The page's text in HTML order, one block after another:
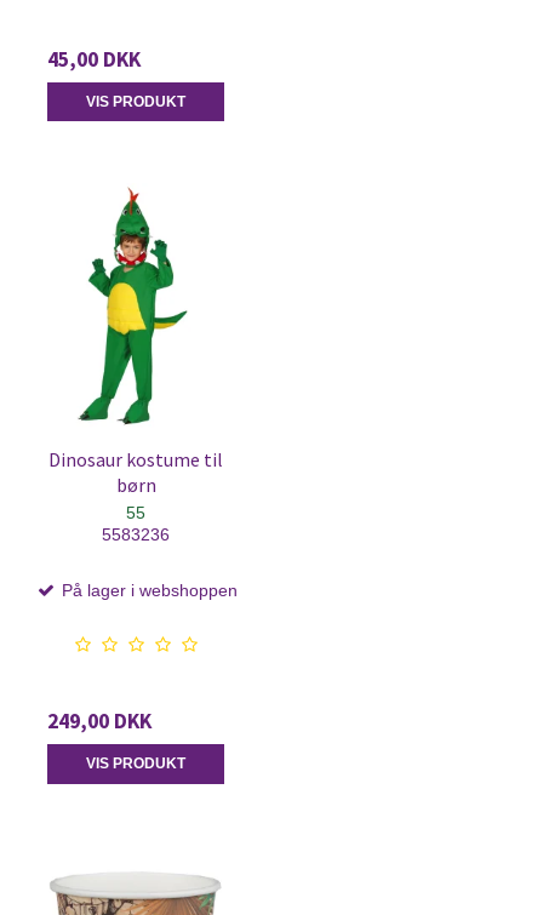
45,00 DKK
VIS PRODUKT
Dinosaur kostume til
børn
55
5583236
På lager i webshoppen
249,00 DKK
VIS PRODUKT